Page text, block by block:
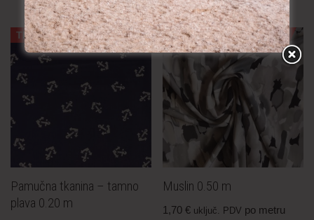
TRAJNO NISKA CIJENA!
Pamučna tkanina – tamno
plava 0.20 m
TRAJNO NISKA CIJENA!
Muslin 0.50 m
1,70€ uključ. PDV po metru